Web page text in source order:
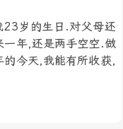
岁的生日.对父母还
一年,还是两手空空.做
今天,我能有所收获,